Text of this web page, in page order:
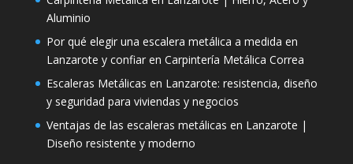
Aluminio
Por qué elegir una escalera metálica a medida en
Lanzarote y confiar en Carpintería Metálica Correa
Escaleras Metálicas en Lanzarote: resistencia, diseño
y seguridad para viviendas y negocios
Ventajas de las escaleras metálicas en Lanzarote |
Diseño resistente y moderno